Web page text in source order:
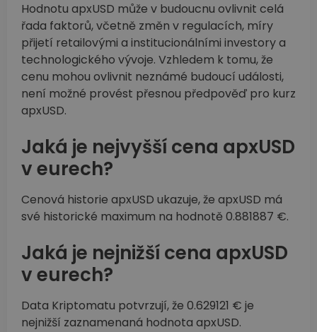
Hodnotu apxUSD může v budoucnu ovlivnit celá
řada faktorů, včetně změn v regulacích, míry
přijetí retailovými a institucionálními investory a
technologického vývoje. Vzhledem k tomu, že
cenu mohou ovlivnit neznámé budoucí události,
není možné provést přesnou předpověď pro kurz
apxUSD.
Jaká je nejvyšší cena apxUSD
v eurech?
Cenová historie apxUSD ukazuje, že apxUSD má
své historické maximum na hodnotě 0.881887 €.
Jaká je nejnižší cena apxUSD
v eurech?
Data Kriptomatu potvrzují, že 0.629121 € je
nejnižší zaznamenaná hodnota apxUSD.